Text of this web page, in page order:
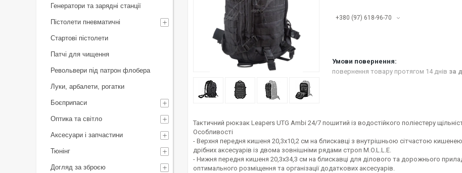
+380 (97) 618-96-70
повернення товару протягом 14 днів за
Тактичний рюкзак Leapers UTG Ambi 24/7 пошитий із водостійкого поліестеру
Особливості
- Верхня передня кишеня 20,3х10,2 см на блискавці з внутрішньою сітчастою
дрібних аксесуарів із двома зовнішніми рядами строп M.O.L.L.E.
- Нижня передня кишеня 20,3х34,3 см на блискавці для ділового та дорожнього
оптимального розміщення та організації додаткових аксесуарів.
Генератори та зарядні станції
Пістолети пневматичні
Стартові пістолети
Патчі для чищення
Револьвери під патрон флобера
Луки, арбалети, рогатки
Боєприпаси
Оптика та світло
Аксесуари і запчастини
Тюнінг
Догляд за зброєю